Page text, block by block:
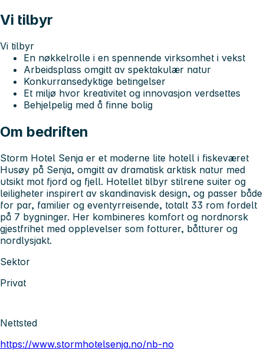
Vi tilbyr
Vi tilbyr
En nøkkelrolle i en spennende virksomhet i vekst
Arbeidsplass omgitt av spektakulær natur
Konkurransedyktige betingelser
Et miljø hvor kreativitet og innovasjon verdsettes
Behjelpelig med å finne bolig
Om bedriften
Storm Hotel Senja er et moderne lite hotell i fiskeværet
Husøy på Senja, omgitt av dramatisk arktisk natur med
utsikt mot fjord og fjell. Hotellet tilbyr stilrene suiter og
leiligheter inspirert av skandinavisk design, og passer både
for par, familier og eventyrreisende, totalt 33 rom fordelt
på 7 bygninger. Her kombineres komfort og nordnorsk
gjestfrihet med opplevelser som fotturer, båtturer og
nordlysjakt.
Sektor
Privat
Nettsted
https://www.stormhotelsenja.no/nb-no